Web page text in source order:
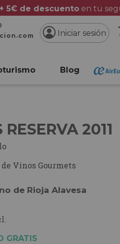
5€ de descuentoen tu
Iniciar sesión
Blog
RESERVA 2011
de Vinos Gourmets
de Rioja Alavesa
GRATIS